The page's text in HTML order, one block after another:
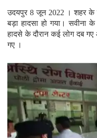
उदयपुर 8 जून 2022 । शहर के
बड़ा हादसा हो गया। सवीना
हादसे के दौरान कई लोग दब
गए ।